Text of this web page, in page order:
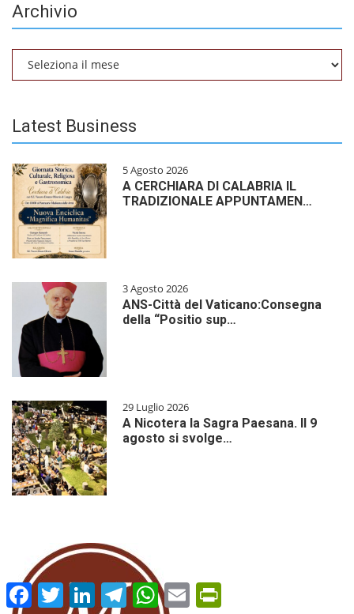
FacebookTwitter LinkedInTelegramWhatsAppEmail
Archivio
Archivio
Latest Business
5 Agosto 2026
A CERCHIARA DI CALABRIA IL
TRADIZIONALE APPUNTAMEN…
3 Agosto 2026
ANS-Città del Vaticano:Consegna
della “Positio sup…
29 Luglio 2026
A Nicotera la Sagra Paesana. Il 9
agosto si svolge…